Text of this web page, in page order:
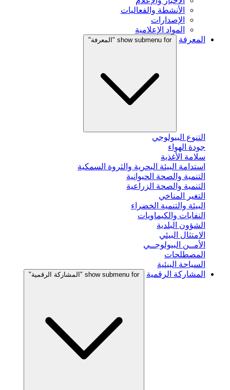
الأنشطة والفعاليات
الإصدارات
المواد الإعلامية
المعرفة
show submenu for "المعرفة"
التنوع البيولوجي
جودة الهواء
سلامة الأغذية
استدامة البيئة البحرية والثروة السمكية
التنمية والصحة الحيوانية
التنمية والصحة الزراعية
التغير المناخي
البيئة والتنمية الخضراء
النفايات والكيماويات
الشؤون البلدية
الامتثال البيئي
الأمــن البيولوجــي
المصطلحات
السياحة البيئية
المشاركة الرقمية
show submenu for "المشاركة الرقمية"